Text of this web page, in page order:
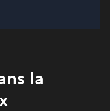
la